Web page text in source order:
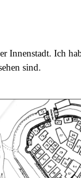
Ich
sind.